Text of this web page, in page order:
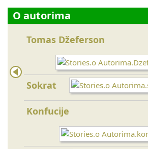
O autorima
Tomas Džeferson
Sokrat
Konfucije